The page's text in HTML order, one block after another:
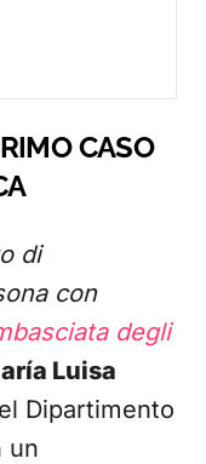
CASO
di
con
degli
Luisa
Dipartimento
un